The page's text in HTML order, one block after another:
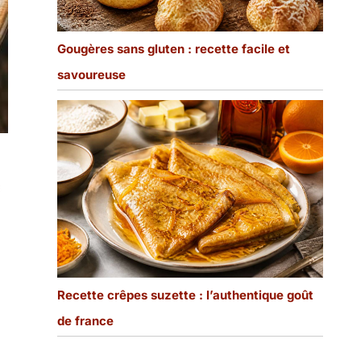
Gougères sans gluten : recette facile et
savoureuse
Recette crêpes suzette : l’authentique goût
de france